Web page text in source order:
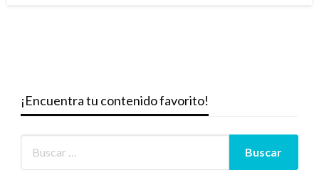
¡Encuentra tu contenido favorito!